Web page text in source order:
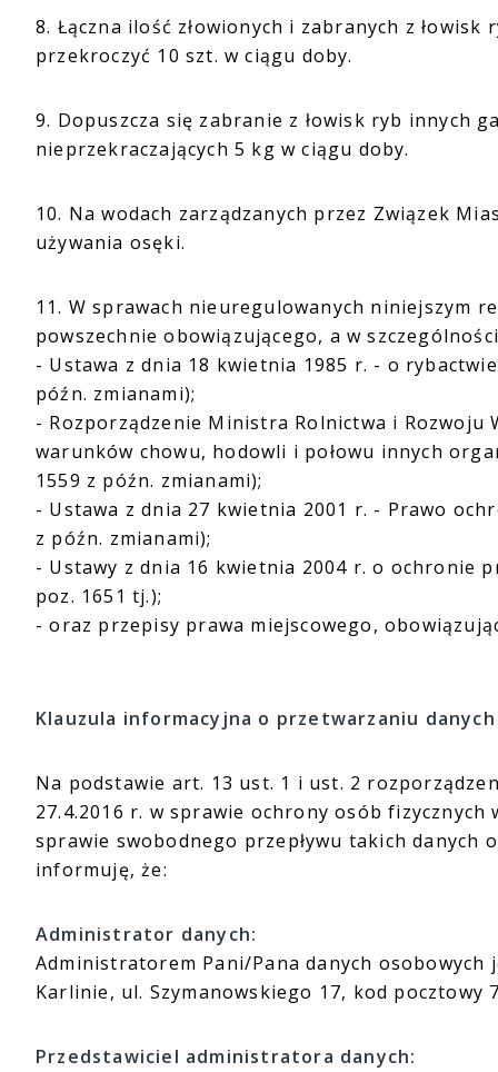
8. Łączna ilość złowionych i zabranych z
przekroczyć 10 szt. w ciągu doby.
9. Dopuszcza się zabranie z łowisk ryb innych
nieprzekraczających 5 kg w ciągu doby.
10. Na wodach zarządzanych przez Związek
używania osęki.
11. W sprawach nieuregulowanych niniejszym
powszechnie obowiązującego, a w
- Ustawa z dnia 18 kwietnia 1985 r. - o
późn. zmianami);
- Rozporządzenie Ministra Rolnictwa i Rozwoju
warunków chowu, hodowli i połowu innych
1559 z późn. zmianami);
- Ustawa z dnia 27 kwietnia 2001 r. - Prawo
z późn. zmianami);
- Ustawy z dnia 16 kwietnia 2004 r. o ochronie
poz. 1651 tj.);
- oraz przepisy prawa miejscowego,
Klauzula informacyjna o przetwarzaniu danych
Na podstawie art. 13 ust. 1 i ust. 2
27.4.2016 r. w sprawie ochrony osób
sprawie swobodnego przepływu takich danych
informuję, że:
Administrator danych:
Administratorem Pani/Pana danych
Karlinie, ul. Szymanowskiego 17, kod pocztowy
Przedstawiciel administratora danych: